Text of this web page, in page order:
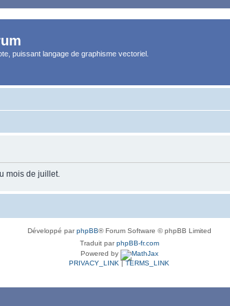
puissant langage de graphisme vectoriel.
mois de juillet.
Développé parphpBB® Forum Software © phpBB Limited
Traduit parphpBB-fr.com
Powered by
PRIVACY_LINK |TERMS_LINK